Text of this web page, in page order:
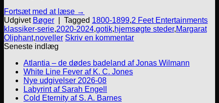
Fortsæt med at læse →
Udgivet Bøger Tagged 1800-1899,2 Feet Entertainments
klassiker-serie,2020-2024,gotik,hjemsøgte steder,Margarat
Oliphant,noveller Skriv en kommentar
Seneste indlæg
Atlantia – de dødes badeland af Jonas Wilmann
White Line Fever af K. C. Jones
Nye udgivelser 2026-08
Labyrint af Sarah Engell
Cold Eternity af S. A. Barnes